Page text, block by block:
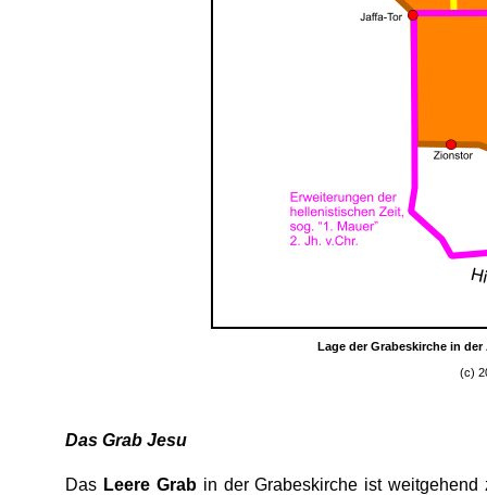
Lage der Grabeskirche in
(c)
Das Grab Jesu
Das Leere Grabin der Grabeskirche ist weitgehend